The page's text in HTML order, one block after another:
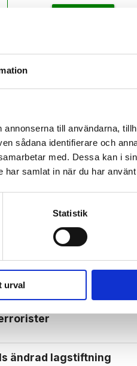
till användarna,
sådana identifierare och
med. Dessa kan i
har samlat in när du har
Statistik
urvalgräv­skopor
ändrad lagstiftning